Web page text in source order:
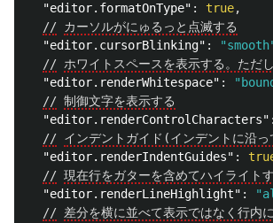
"editor.formatOnType" : true,
// カーソルがにゅるっと点滅する
"editor.cursorBlinking" :
// ホワイトスペースを表示する。ただ
"editor.renderWhitespace" :
// 制御文字を表示する
"editor.renderControlCharacters" :
// インデントガイド(インデントに沿
"editor.renderIndentGuides" :
// 現在行をガターを含めてハイライト
"editor.renderLineHighlight" :
// 差分を横に並べて表示ではなく行内